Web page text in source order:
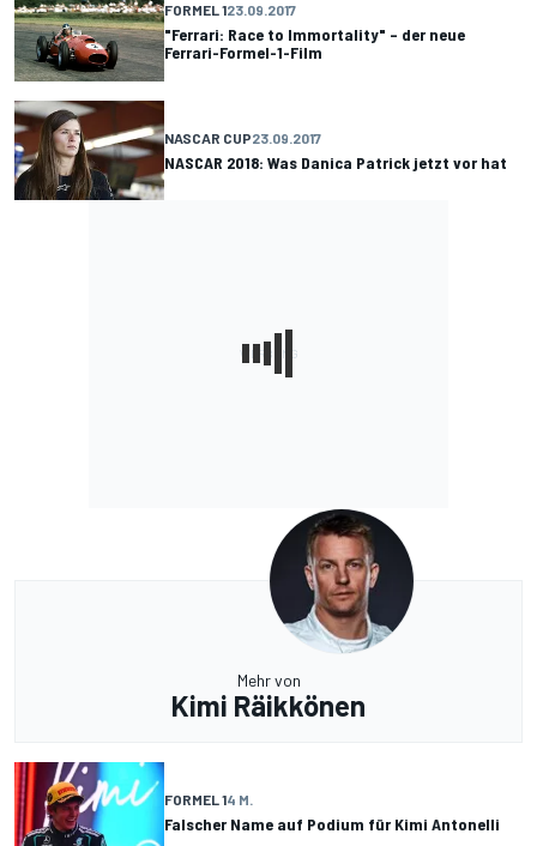
FORMEL 123.09.2017
"Ferrari: Race to Immortality" – der neue
Ferrari-Formel-1-Film
NASCAR CUP23.09.2017
NASCAR 2018: Was Danica Patrick jetzt vor hat
Mehr von
Kimi Räikkönen
FORMEL 14 M.
Falscher Name auf Podium für Kimi Antonelli